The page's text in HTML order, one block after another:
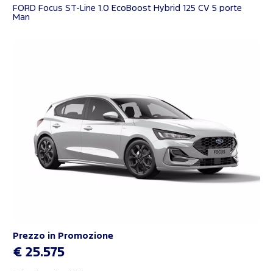
FORD Focus ST-Line 1.0 EcoBoost Hybrid 125 CV 5 porte
Man
Prezzo in Promozione
€ 25.575